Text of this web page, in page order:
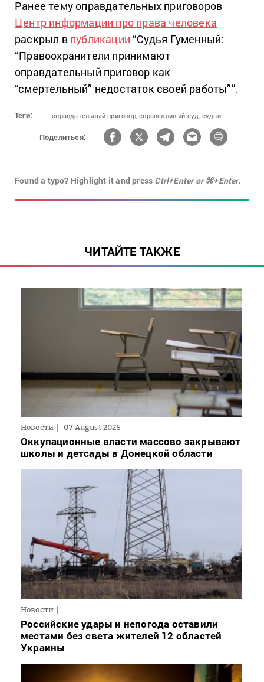
Ранее тему оправдательных приговоров
Центр информации про права человека
раскрыл в публикации“Судья Гуменный:
“Правоохранители принимают
оправдательный приговор как
“смертельный” недостаток своей работы””.
Теги: оправдательный приговор, справедливый суд, судьи
Поделиться:
Found a typo? Highlight it and press Ctrl+Enter or ⌘+Enter.
ЧИТАЙТЕ ТАКЖЕ
Новости 07 August 2026
Оккупационные власти массово закрывают
школы и детсады в Донецкой области
Новости
Российские удары и непогода оставили
местами без света жителей 12 областей
Украины